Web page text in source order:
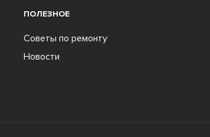
ПОЛЕЗНОЕ
Советы по ремонту
Новости